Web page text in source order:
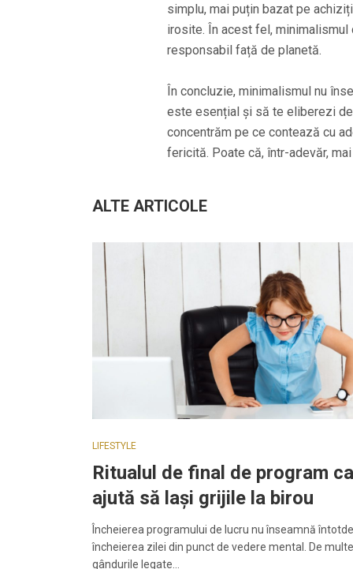
simplu, mai puțin bazat pe
irosite. În acest fel, minimalismul
responsabil față de planetă.
În concluzie, minimalismul nu
este esențial și să te eliberezi
concentrăm pe ce contează cu
fericită. Poate că, într-adevăr,
ALTE ARTICOLE
LIFESTYLE
Ritualul de final de program
ajută să lași grijile la birou
Încheierea programului de lucru nu înseamnă
încheierea zilei din punct de vedere mental. De
gândurile legate…